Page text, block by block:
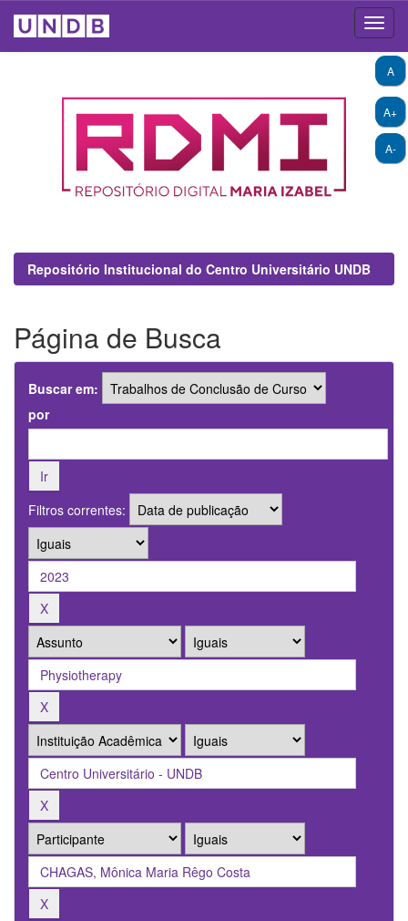
A+
A-
A
Repositório Institucional do Centro Universitário UNDB
Página de Busca
Buscar em:
por
Filtros correntes: